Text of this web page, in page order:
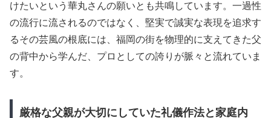
けたいという華丸さんの願いとも共鳴しています。一過性
の流行に流されるのではなく、堅実で誠実な表現を追求す
るその芸風の根底には、福岡の街を物理的に支えてきた父
の背中から学んだ、プロとしての誇りが脈々と流れていま
す。
厳格な父親が大切にしていた礼儀作法と家庭内